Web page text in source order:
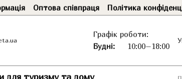
Оптова співпраця Політика
Графік роботи:
Будні:
10:00–18:00
для туризму та дому